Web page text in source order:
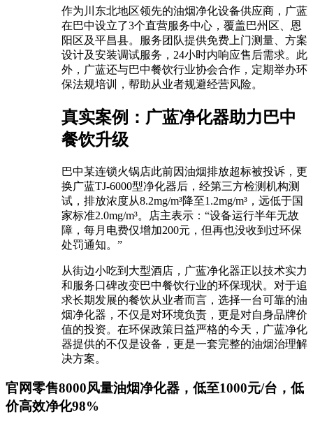
作为川东北地区领先的油烟净化设备供应商，广蓝
在巴中设立了3个直营服务中心，覆盖巴州区、恩
阳区及平昌县。服务团队提供免费上门测量、方案
设计及安装调试服务，24小时内响应售后需求。此
外，广蓝还与巴中餐饮行业协会合作，定期举办环
保法规培训，帮助从业者规避经营风险。
真实案例：广蓝净化器助力巴中
餐饮升级
巴中某连锁火锅店此前因油烟排放超标被投诉，更
换广蓝TJ-6000型净化器后，经第三方检测机构测
试，排放浓度从8.2mg/m³降至1.2mg/m³，远低于国
家标准2.0mg/m³。店主表示：“设备运行半年无故
障，每月电费仅增加200元，但再也没收到过环保
处罚通知。”
从街边小吃到大型酒店，广蓝净化器正以技术实力
和服务口碑改变巴中餐饮行业的环保现状。对于追
求长期发展的餐饮从业者而言，选择一台可靠的油
烟净化器，不仅是对环境负责，更是对自身品牌价
值的投资。在环保政策日益严格的今天，广蓝净化
器提供的不仅是设备，更是一套完整的油烟治理解
决方案。
官网零售8000风量油烟净化器，低至1000元/台，低
价高效净化98%